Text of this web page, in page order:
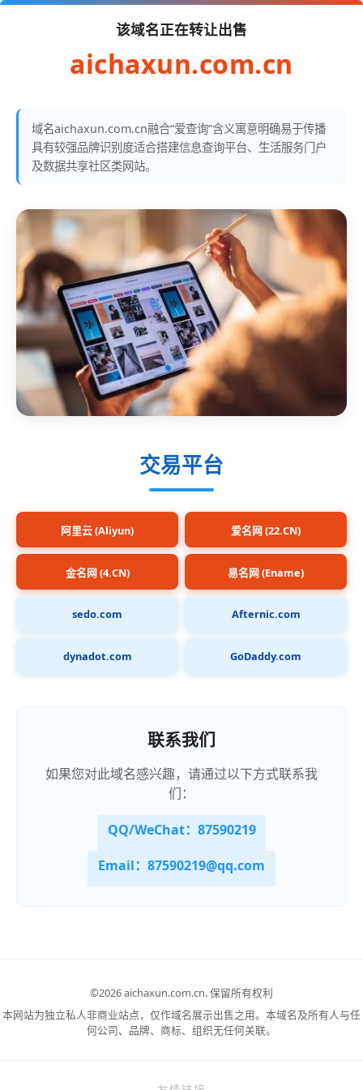
该域名正在转让出售
aichaxun.com.cn
域名aichaxun.com.cn融合“爱查询”含义寓意明确易于传播
具有较强品牌识别度适合搭建信息查询平台、生活服务门户
及数据共享社区类网站。
交易平台
阿里云 (Aliyun) 爱名网 (22.CN)
金名网 (4.CN) 易名网 (Ename)
sedo.com Afternic.com
dynadot.com GoDaddy.com
联系我们
如果您对此域名感兴趣，请通过以下方式联系我
们：
QQ/WeChat：87590219
Email：87590219@qq.com
©2026 aichaxun.com.cn.保留所有权利
本网站为独立私人非商业站点，仅作域名展示出售之用。本域名及所有人与任
何公司、品牌、商标、组织无任何关联。